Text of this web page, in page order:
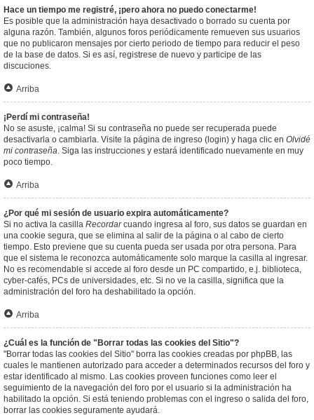
Hace un tiempo me registré, ¡pero ahora no puedo conectarme!
Es posible que la administración haya desactivado o borrado su cuenta por
alguna razón. También, algunos foros periódicamente remueven sus usuarios
que no publicaron mensajes por cierto periodo de tiempo para reducir el peso
de la base de datos. Si es así, registrese de nuevo y participe de las
discuciones.
Arriba
¡Perdí mi contraseña!
No se asuste, ¡calma! Si su contraseña no puede ser recuperada puede
desactivarla o cambiarla. Visite la página de ingreso (login) y haga clic en Olvidé
mi contraseña. Siga las instrucciones y estará identificado nuevamente en muy
poco tiempo.
Arriba
¿Por qué mi sesión de usuario expira automáticamente?
Si no activa la casilla Recordarcuando ingresa al foro, sus datos se guardan en
una cookie segura, que se elimina al salir de la página o al cabo de cierto
tiempo. Esto previene que su cuenta pueda ser usada por otra persona. Para
que el sistema le reconozca automáticamente solo marque la casilla al ingresar.
No es recomendable si accede al foro desde un PC compartido, e.j. biblioteca,
cyber-cafés, PCs de universidades, etc. Si no ve la casilla, significa que la
administración del foro ha deshabilitado la opción.
Arriba
¿Cuál es la función de "Borrar todas las cookies del Sitio"?
"Borrar todas las cookies del Sitio" borra las cookies creadas por phpBB, las
cuales le mantienen autorizado para acceder a determinados recursos del foro y
estar identificado al mismo. Las cookies proveen funciones como leer el
seguimiento de la navegación del foro por el usuario si la administración ha
habilitado la opción. Si está teniendo problemas con el ingreso o salida del foro,
borrar las cookies seguramente ayudará.